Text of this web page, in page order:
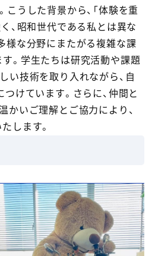
うした背景から、「体験を重
、昭和世代である私とは異な
様な分野にまたがる複雑な課
。学生たちは研究活動や課題
い技術を取り入れながら、自
けています。さらに、仲間と
かいご理解とご協力により、
します。